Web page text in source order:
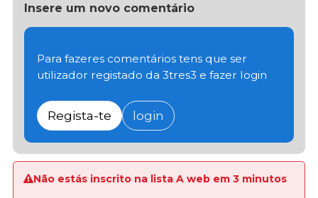
Insere um novo comentário
Para fazeres comentários tens que ser
utilizador registado da 3tres3 e fazer login
Regista-te login
Não estás inscrito na lista A web em 3 minutos